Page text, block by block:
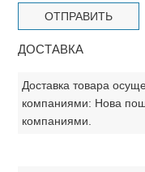
ДОСТАВКА
Доставка товара
компаниями: Нова
компаниями.